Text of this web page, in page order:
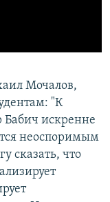
Мочалов,
"К
Бабич искренне
неоспоримым
сказать, что